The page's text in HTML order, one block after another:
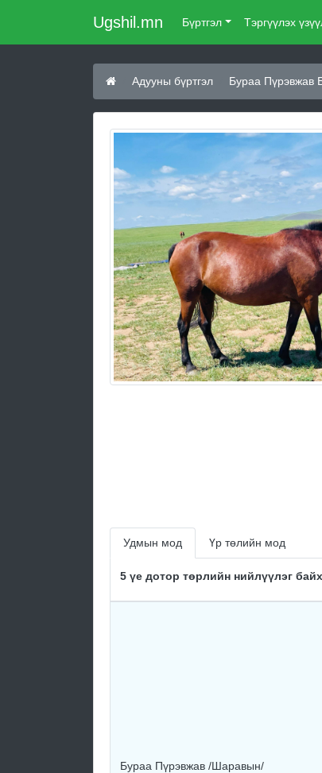
Ugshil.mn Бүртгэл Тэргүүлэх
Адууны бүртгэл Бураа Пүрэвжав
Удмын мод Үр төлийн мод
5 үе дотор төрлийн нийлүүлэг
Бураа Пүрэвжав /Шаравын/